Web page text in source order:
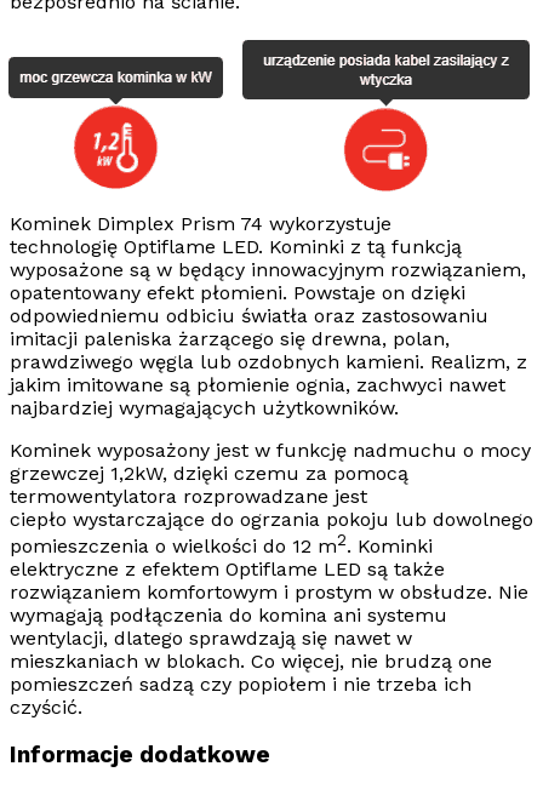
Kominek Dimplex Prism 74 wykorzystuje
technologię Optiflame LED. Kominki z tą funkcją
wyposażone są w będący innowacyjnym rozwiązaniem,
opatentowany efekt płomieni. Powstaje on dzięki
odpowiedniemu odbiciu światła oraz zastosowaniu
imitacji paleniska żarzącego się drewna, polan,
prawdziwego węgla lub ozdobnych kamieni. Realizm, z
jakim imitowane są płomienie ognia, zachwyci nawet
najbardziej wymagających użytkowników.
Kominek wyposażony jest w funkcję nadmuchu o mocy
grzewczej 1,2kW, dzięki czemu za pomocą
termowentylatora rozprowadzane jest
ciepło wystarczające do ogrzania pokoju lub dowolnego
pomieszczenia o wielkości do 12 m2. Kominki
elektryczne z efektem Optiflame LED są także
rozwiązaniem komfortowym i prostym w obsłudze. Nie
wymagają podłączenia do komina ani systemu
wentylacji, dlatego sprawdzają się nawet w
mieszkaniach w blokach. Co więcej, nie brudzą one
pomieszczeń sadzą czy popiołem i nie trzeba ich
czyścić.
Informacje dodatkowe